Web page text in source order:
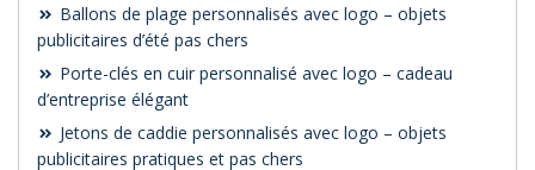
Ballons de plage personnalisés avec logo – objets
publicitaires d’été pas chers
Porte-clés en cuir personnalisé avec logo – cadeau
d’entreprise élégant
Jetons de caddie personnalisés avec logo – objets
publicitaires pratiques et pas chers